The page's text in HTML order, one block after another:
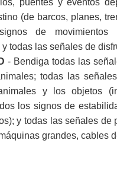
puentes y eventos
(de barcos, planes,
de movimientos
todas las señales de
- Bendiga todas las
todas las
y los objetos
los signos de
y todas las señales de
grandes, cables